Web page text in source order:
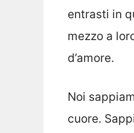
entrasti in
mezzo a
d’amore.
Noi
cuore.